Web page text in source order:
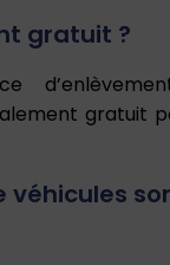
gratuit ?
gratuit
véhicules